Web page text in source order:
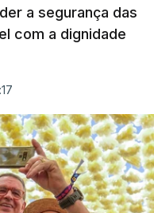
a segurança das
com a dignidade